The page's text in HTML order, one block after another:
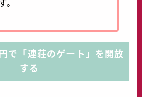
。
で「連荘のゲート」を開放
する